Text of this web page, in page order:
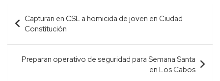
Navegación
de
entradas
Capturan en CSL a homicida de joven en Ciudad
Constitución
Preparan operativo de seguridad para Semana Santa
en Los Cabos